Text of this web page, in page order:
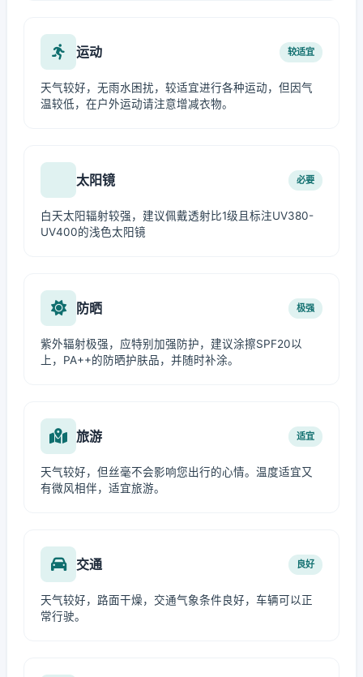
运动 较适宜
天气较好，无雨水困扰，较适宜进行各种运动，但因气
温较低，在户外运动请注意增减衣物。
太阳镜 必要
白天太阳辐射较强，建议佩戴透射比1级且标注UV380-
UV400的浅色太阳镜
防晒 极强
紫外辐射极强，应特别加强防护，建议涂擦SPF20以
上，PA++的防晒护肤品，并随时补涂。
旅游 适宜
天气较好，但丝毫不会影响您出行的心情。温度适宜又
有微风相伴，适宜旅游。
交通 良好
天气较好，路面干燥，交通气象条件良好，车辆可以正
常行驶。